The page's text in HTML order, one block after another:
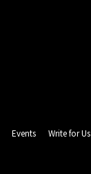
Events Write for Us